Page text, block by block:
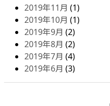
2019年11月 (1)
2019年10月 (1)
2019年9月 (2)
2019年8月 (2)
2019年7月 (4)
2019年6月 (3)